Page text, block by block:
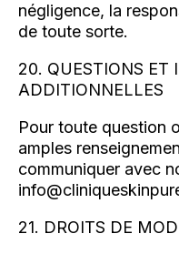
négligence, la
de toute sorte.
20. QUESTIONS ET
ADDITIONNELLES
Pour toute question
amples
communiquer avec
21. DROITS DE